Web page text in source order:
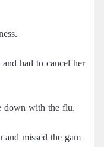
had to cancel her
down with the flu.
missed the gam